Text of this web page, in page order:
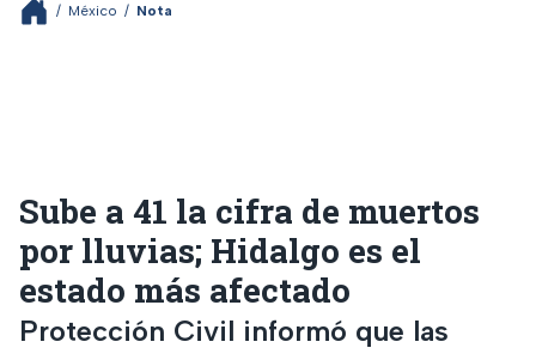
/ México / Nota
Sube a 41 la cifra de muertos
por lluvias; Hidalgo es el
estado más afectado
Protección Civil informó que las